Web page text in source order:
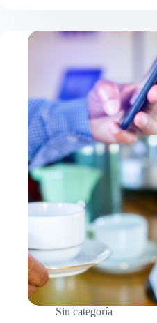
Sin categoría